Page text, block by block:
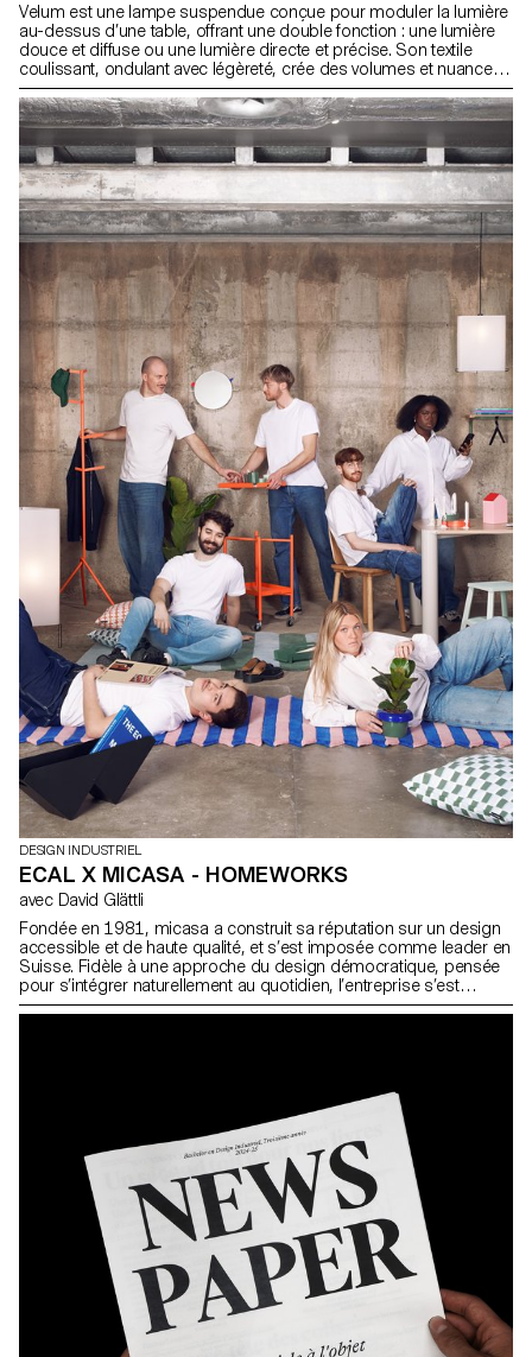
Velum est une lampe suspendue conçue pour moduler la lumière
au-dessus d’une table, offrant une double fonction : une lumière
douce et diffuse ou une lumière directe et précise. Son textile
coulissant, ondulant avec légèreté, crée des volumes et nuances
qui influencent l’atmosphère de la pièce. Pensée pour les espaces
où les frontières entre travail, repas et détente s’estompent, Velum
permet à l’utilisateur d’adapter la lumière à ses besoins et à ses
moments, en accompagnant les rythmes fluctuants de la vie
quotidienne.
DESIGN INDUSTRIEL
ECAL X MICASA - HOMEWORKS
avec David Glättli
Fondée en 1981, micasa a construit sa réputation sur un design
accessible et de haute qualité, et s’est imposée comme leader en
Suisse. Fidèle à une approche du design démocratique, pensée
pour s’intégrer naturellement au quotidien, l’entreprise s’est
associée à l'ECAL pour développer HOMEWORKS, une collection